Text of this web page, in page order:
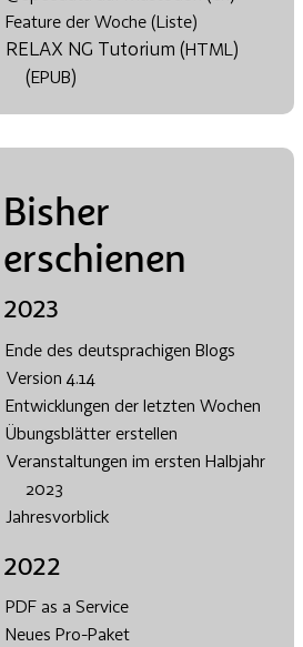
Feature der Woche (Liste)
RELAX NG Tutorium (HTML)
(EPUB)
Bisher
erschienen
2023
Ende des deutsprachigen Blogs
Version 4.14
Entwicklungen der letzten Wochen
Übungsblätter erstellen
Veranstaltungen im ersten Halbjahr
2023
Jahresvorblick
2022
PDF as a Service
Neues Pro-Paket